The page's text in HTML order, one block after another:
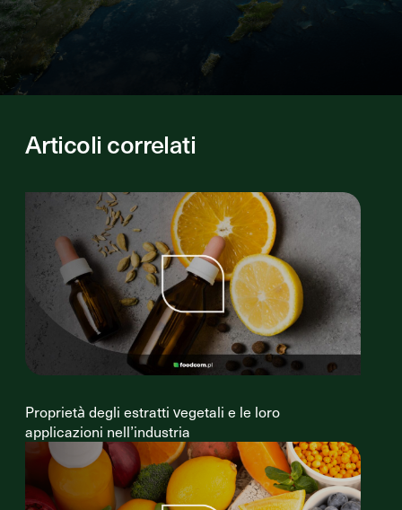
Articoli correlati
Proprietà degli estratti vegetali e le loro
applicazioni nell’industria